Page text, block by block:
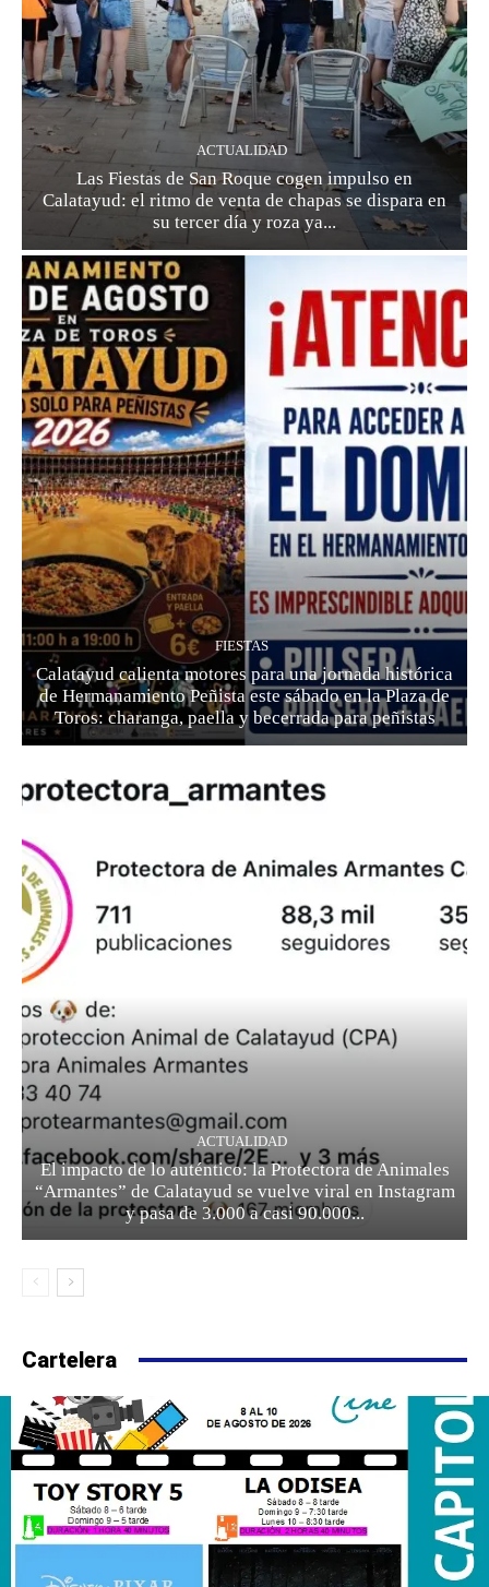
ACTUALIDAD
Las Fiestas de San Roque cogen impulso en
Calatayud: el ritmo de venta de chapas se dispara en
su tercer día y roza ya...
FIESTAS
Calatayud calienta motores para una jornada histórica
de Hermanamiento Peñista este sábado en la Plaza de
Toros: charanga, paella y becerrada para peñistas
ACTUALIDAD
El impacto de lo auténtico: la Protectora de Animales
“Armantes” de Calatayud se vuelve viral en Instagram
y pasa de 3.000 a casi 90.000...
Cartelera